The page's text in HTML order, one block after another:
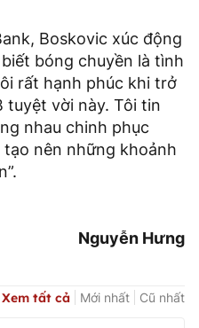
Boskovic xúc động
bóng chuyền là tình
rất hạnh phúc khi trở
tuyệt vời này. Tôi tin
nhau chinh phục
nên những khoảnh
Nguyễn Hưng
Xem tất cả Mới nhất Cũ nhất